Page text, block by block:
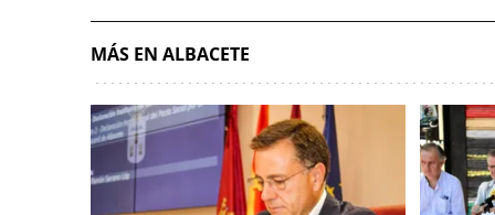
MÁS EN ALBACETE